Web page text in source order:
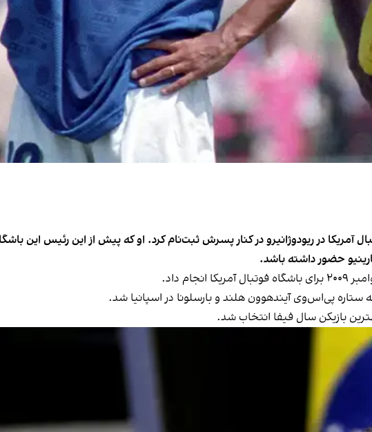
سالگی برای بازی در باشگاه فوتبال آمریکا در ریودوژانیرو در کنار پسرش ثبت‌نام کرد. او که پیش از این
حضور داشته باشد.